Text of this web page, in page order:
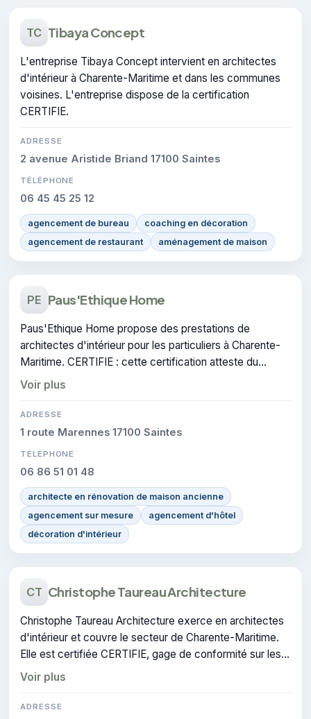
TC Tibaya Concept
L'entreprise Tibaya Concept intervient en architectes
d'intérieur à Charente-Maritime et dans les communes
voisines. L'entreprise dispose de la certification
CERTIFIE.
ADRESSE
2 avenue Aristide Briand 17100 Saintes
TÉLÉPHONE
06 45 45 25 12
agencement de bureau
coaching en décoration
agencement de restaurant
aménagement de maison
PE Paus'Ethique Home
Paus'Ethique Home propose des prestations de
architectes d'intérieur pour les particuliers à Charente-
Maritime. CERTIFIE : cette certification atteste du
savoir-faire de l'entreprise.
Voir plus
ADRESSE
1 route Marennes 17100 Saintes
TÉLÉPHONE
06 86 51 01 48
architecte en rénovation de maison ancienne
agencement sur mesure
agencement d'hôtel
décoration d'intérieur
CT Christophe Taureau Architecture
Christophe Taureau Architecture exerce en architectes
d'intérieur et couvre le secteur de Charente-Maritime.
Elle est certifiée CERTIFIE, gage de conformité sur les
interventions réalisées.
Voir plus
ADRESSE